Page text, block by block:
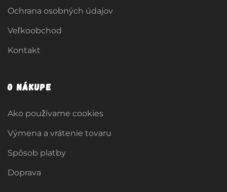
Ochrana osobných údajov
Veľkoobchod
Kontakt
O nákupe
Ako používame cookies
Výmena a vrátenie tovaru
Spôsob platby
Doprava